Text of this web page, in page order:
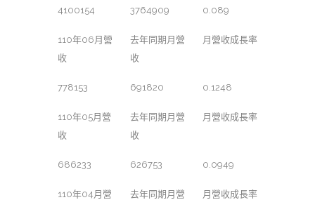
4100154 3764909 0.089
110年06月營
收
去年同期月營
收
月營收成長率
778153 691820 0.1248
110年05月營
收
去年同期月營
收
月營收成長率
686233 626753 0.0949
110年04月營
去年同期月營
月營收成長率